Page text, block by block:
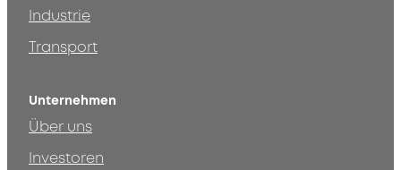
Industrie
Transport
Unternehmen
Über uns
Investoren